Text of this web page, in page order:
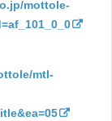
mottole-
mtl-